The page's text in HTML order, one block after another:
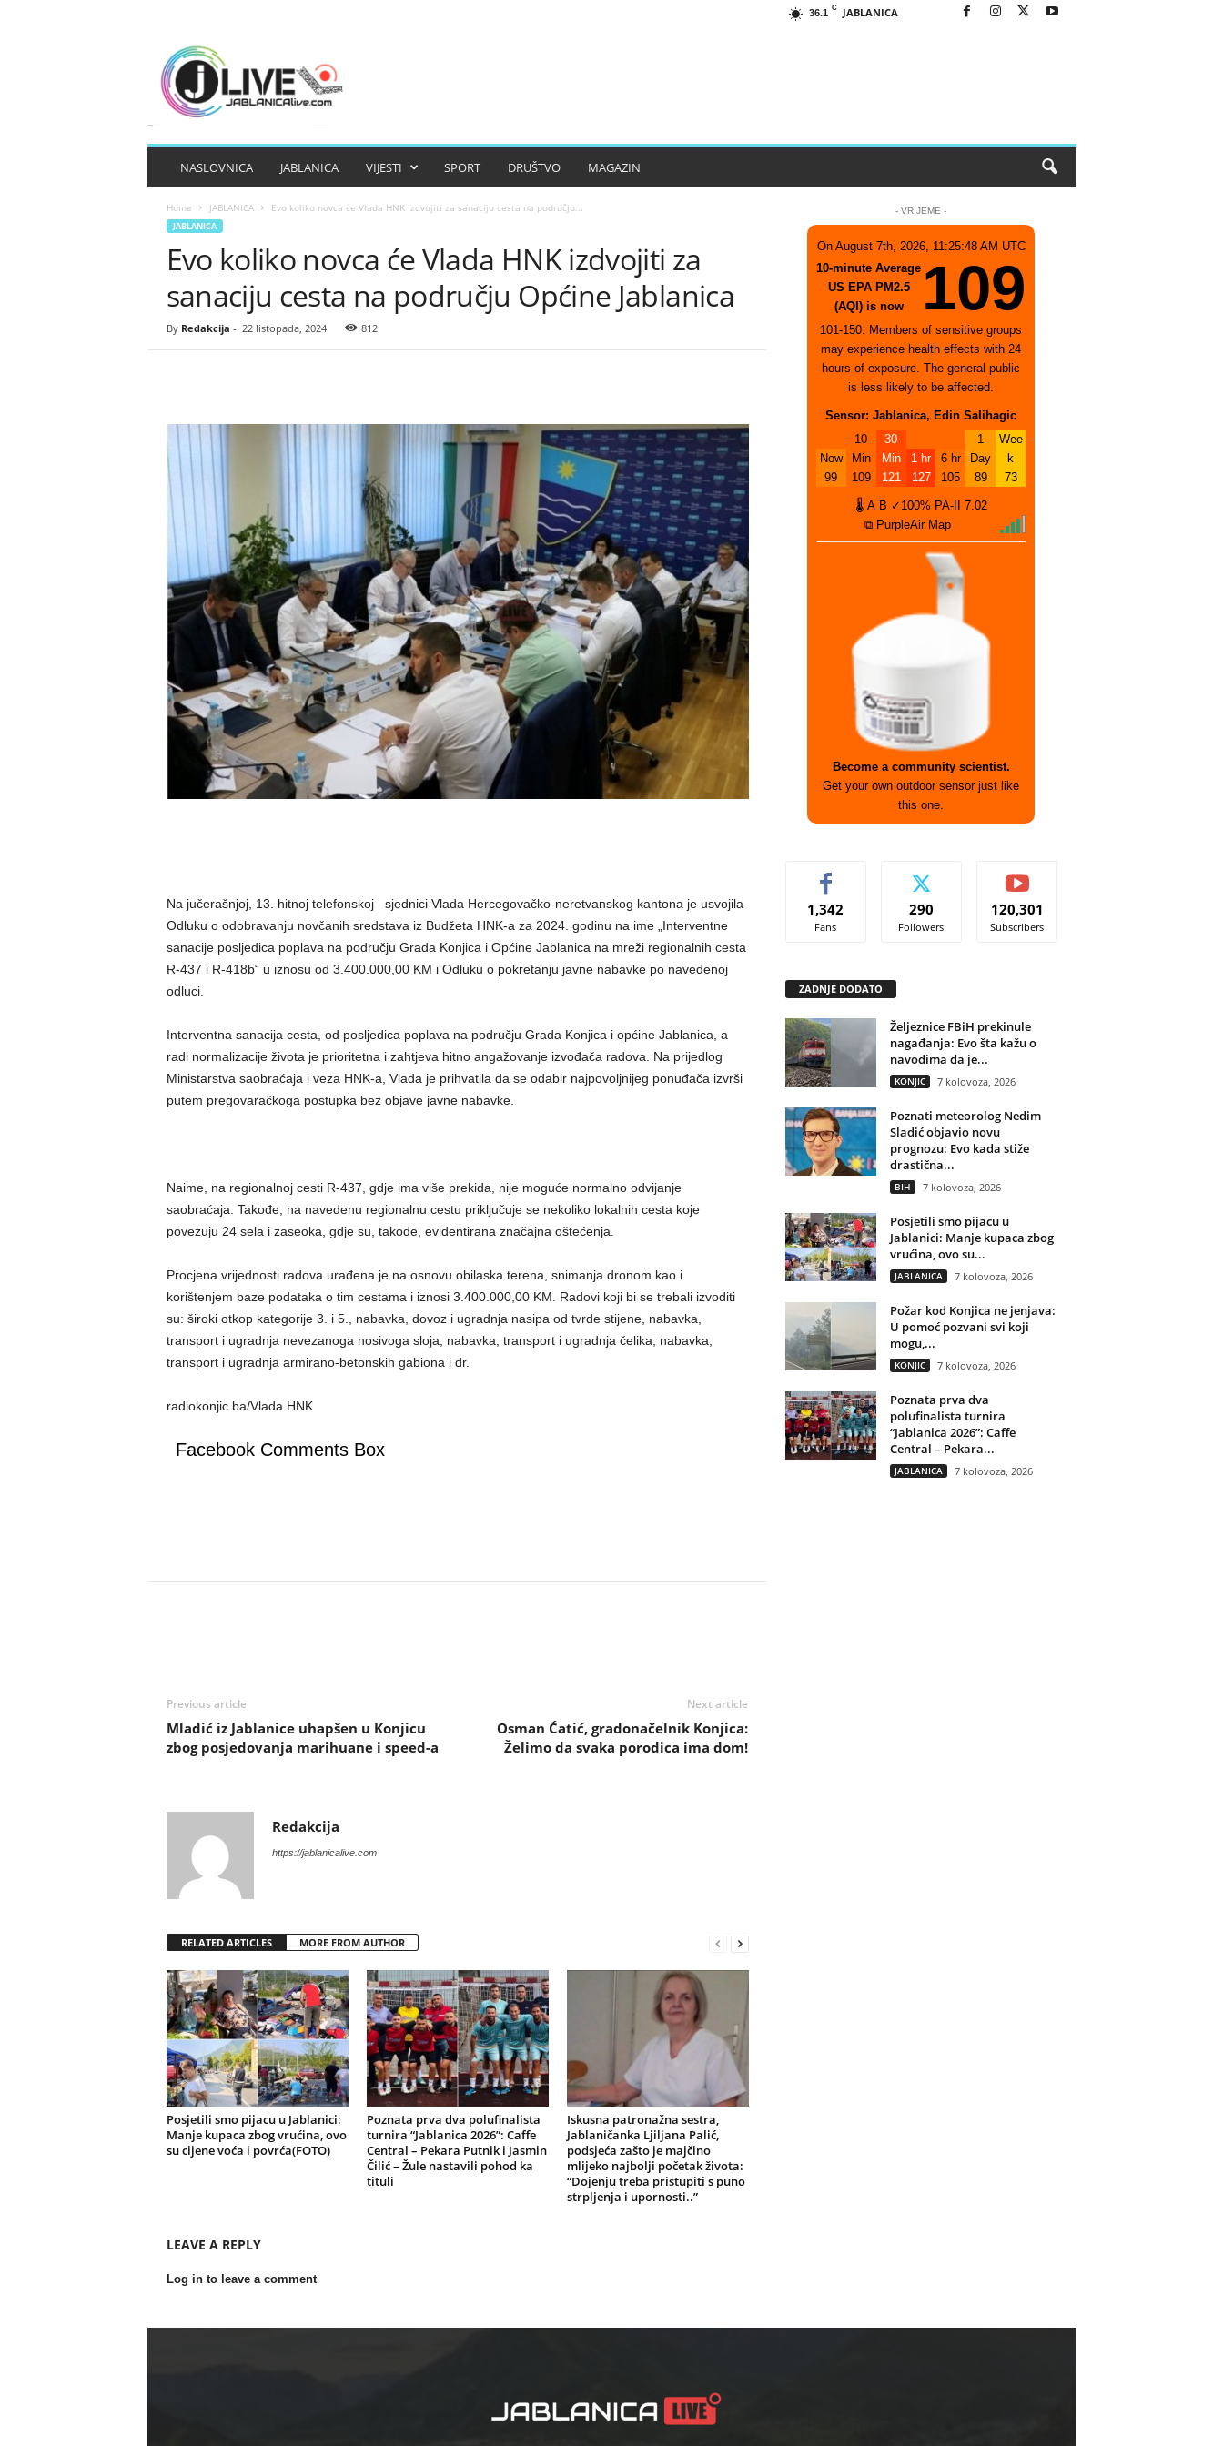
36.1 C JABLANICA
NASLOVNICA JABLANICA VIJESTI SPORT DRUŠTVO MAGAZIN
Home JABLANICA Evo koliko novca će Vlada HNK izdvojiti za sanaciju cesta na području...
JABLANICA
Evo koliko novca će Vlada HNK izdvojiti za
sanaciju cesta na području Općine Jablanica
By Redakcija - 22 listopada, 2024 812
Na jučerašnjoj, 13. hitnoj telefonskoj sjednici Vlada Hercegovačko-neretvanskog kantona je usvojila
Odluku o odobravanju novčanih sredstava iz Budžeta HNK-a za 2024. godinu na ime „Interventne
sanacije posljedica poplava na području Grada Konjica i Općine Jablanica na mreži regionalnih cesta
R-437 i R-418b“ u iznosu od 3.400.000,00 KM i Odluku o pokretanju javne nabavke po navedenoj
odluci.
Interventna sanacija cesta, od posljedica poplava na području Grada Konjica i općine Jablanica, a
radi normalizacije života je prioritetna i zahtjeva hitno angažovanje izvođača radova. Na prijedlog
Ministarstva saobraćaja i veza HNK-a, Vlada je prihvatila da se odabir najpovoljnijeg ponuđača izvrši
putem pregovaračkoga postupka bez objave javne nabavke.
Naime, na regionalnoj cesti R-437, gdje ima više prekida, nije moguće normalno odvijanje
saobraćaja. Takođe, na navedenu regionalnu cestu priključuje se nekoliko lokalnih cesta koje
povezuju 24 sela i zaseoka, gdje su, takođe, evidentirana značajna oštećenja.
Procjena vrijednosti radova urađena je na osnovu obilaska terena, snimanja dronom kao i
korištenjem baze podataka o tim cestama i iznosi 3.400.000,00 KM. Radovi koji bi se trebali izvoditi
su: široki otkop kategorije 3. i 5., nabavka, dovoz i ugradnja nasipa od tvrde stijene, nabavka,
transport i ugradnja nevezanoga nosivoga sloja, nabavka, transport i ugradnja čelika, nabavka,
transport i ugradnja armirano-betonskih gabiona i dr.
radiokonjic.ba/Vlada HNK
Facebook Comments Box
Previous article
Mladić iz Jablanice uhapšen u Konjicu
zbog posjedovanja marihuane i speed-a
Next article
Osman Ćatić, gradonačelnik Konjica:
Želimo da svaka porodica ima dom!
Redakcija
https://jablanicalive.com
RELATED ARTICLES MORE FROM AUTHOR
Posjetili smo pijacu u Jablanici:
Manje kupaca zbog vrućina, ovo
su cijene voća i povrća(FOTO)
Poznata prva dva polufinalista
turnira “Jablanica 2026”: Caffe
Central – Pekara Putnik i Jasmin
Čilić – Žule nastavili pohod ka
tituli
Iskusna patronažna sestra,
Jablaničanka Ljiljana Palić,
podsjeća zašto je majčino
mlijeko najbolji početak života:
“Dojenju treba pristupiti s puno
strpljenja i upornosti..”
LEAVE A REPLY
Log in to leave a comment
- VRIJEME -
On August 7th, 2026, 11:25:48 AM UTC
10-minute Average
US EPA PM2.5
(AQI) is now
109
101-150: Members of sensitive groups
may experience health effects with 24
hours of exposure. The general public
is less likely to be affected.
Sensor: Jablanica, Edin Salihagic
Now
99
10
Min
109
30
Min
121
1 hr
127
6 hr
105
1
Day
89
Wee
k
73
🌡 A B ✓100% PA-II
7.02
⧉ PurpleAir Map
Become a community scientist.
Get your own outdoor sensor just like
this one.
1,342
Fans
290
Followers
120,301
Subscribers
ZADNJE DODATO
Željeznice FBiH prekinule
nagađanja: Evo šta kažu o
navodima da je...
KONJIC 7 kolovoza, 2026
Poznati meteorolog Nedim
Sladić objavio novu
prognozu: Evo kada stiže
drastična...
BIH 7 kolovoza, 2026
Posjetili smo pijacu u
Jablanici: Manje kupaca zbog
vrućina, ovo su...
JABLANICA 7 kolovoza, 2026
Požar kod Konjica ne jenjava:
U pomoć pozvani svi koji
mogu,...
KONJIC 7 kolovoza, 2026
Poznata prva dva
polufinalista turnira
“Jablanica 2026”: Caffe
Central – Pekara...
JABLANICA 7 kolovoza, 2026